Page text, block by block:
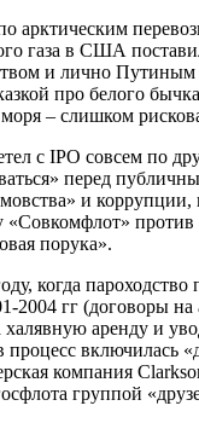
арктическим
газа в США
и лично
про белого
– слишком
с IPO совсем по
перед
и
порука».
когда
2004 гг (договоры
халявную аренду и
процесс
компания
группой